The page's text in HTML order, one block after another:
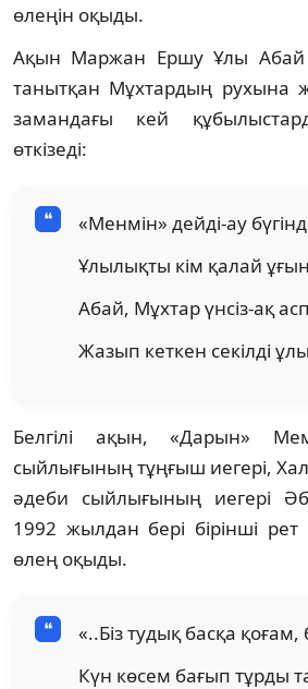
өлеңін оқыды.
Ақын Маржан Ершу Ұлы
танытқан Мұхтардың рухына
замандағы кей
өткізеді:
«Менмін» дейді-ау
Ұлылықты кім қалай
Абай, Мұхтар үнсіз-ақ
Жазып кеткен секілді
Белгілі ақын, «Дарын»
сыйлығының тұңғыш иегері,
әдеби сыйлығының иегері
1992 жылдан бері бірінші
өлең оқыды.
«..Біз тудық басқа
Күн көсем бағып тұрды